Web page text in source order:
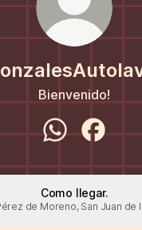
Bienvenido!
Como llegar.
de Moreno, San Juan de